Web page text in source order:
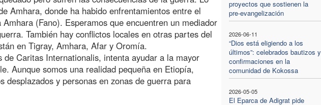
proyectos que sostienen la
pre-evangelización
2026-06-11
“Dios está eligiendo a los
últimos”: celebrados bautizos y
confirmaciones en la
comunidad de Kokossa
2026-05-05
El Eparca de Adigrat pide
Amhara, donde ha habido enfrentamientos entre el
(Fano). Esperamos que encuentren un mediador
También hay conflictos locales en otras partes del
en Tigray, Amhara, Afar y Oromía.
de Caritas Internationalis, intenta ayudar a la mayor
Aunque somos una realidad pequeña en Etiopía,
desplazados y personas en zonas de guerra para